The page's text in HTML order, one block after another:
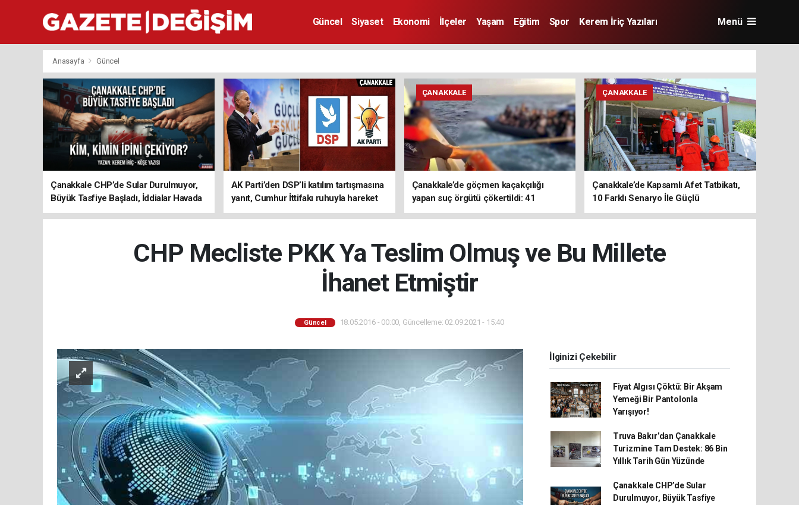
Güncel Siyaset Ekonomi İlçeler Yaşam Eğitim Spor Kerem İriç Yazıları Menü
Anasayfa Güncel
Çanakkale CHP’de Sular Durulmuyor,
Büyük Tasfiye Başladı, İddialar Havada
Uçuşuyor
AK Parti’den DSP’li katılım tartışmasına
yanıt, Cumhur İttifakı ruhuyla hareket
ediyoruz
ÇANAKKALE
Çanakkale’de göçmen kaçakçılığı
yapan suç örgütü çökertildi: 41
tutuklama
ÇANAKKALE
Çanakkale’de Kapsamlı Afet Tatbikatı,
10 Farklı Senaryo İle Güçlü
Koordinasyon
CHP Mecliste PKK Ya Teslim Olmuş ve Bu Millete
İhanet Etmiştir
Güncel 18.05.2016 - 00:00, Güncelleme: 02.09.2021 - 15:40
İlginizi Çekebilir
Fiyat Algısı Çöktü: Bir Akşam
Yemeği Bir Pantolonla
Yarışıyor!
Truva Bakır’dan Çanakkale
Turizmine Tam Destek: 86 Bin
Yıllık Tarih Gün Yüzünde
Çanakkale CHP’de Sular
Durulmuyor, Büyük Tasfiye